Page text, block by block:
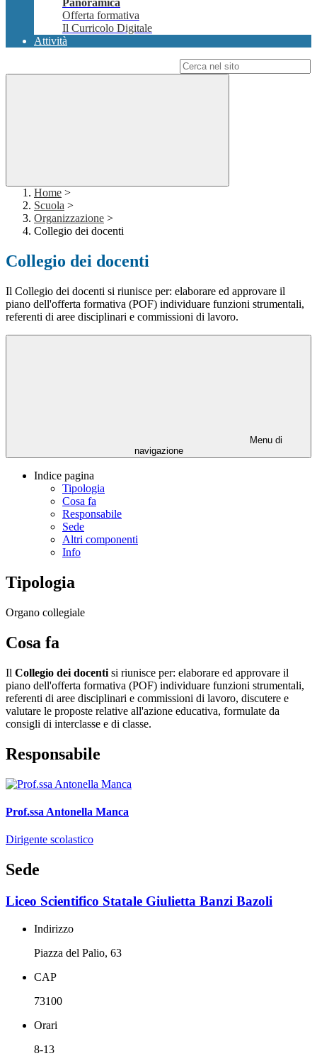
Panoramica
Offerta formativa
Il Curricolo Digitale
Attività
Home >
Scuola >
Organizzazione >
Collegio dei docenti
Collegio dei docenti
Il Collegio dei docenti si riunisce per: elaborare ed approvare il
piano dell'offerta formativa (POF) individuare funzioni strumentali,
referenti di aree disciplinari e commissioni di lavoro.
Menu di
navigazione
Indice pagina
Tipologia
Cosa fa
Responsabile
Sede
Altri componenti
Info
Tipologia
Organo collegiale
Cosa fa
Il Collegio dei docenti si riunisce per: elaborare ed approvare il
piano dell'offerta formativa (POF) individuare funzioni strumentali,
referenti di aree disciplinari e commissioni di lavoro, discutere e
valutare le proposte relative all'azione educativa, formulate da
consigli di interclasse e di classe.
Responsabile
Prof.ssa Antonella Manca
Dirigente scolastico
Sede
Liceo Scientifico Statale Giulietta Banzi Bazoli
Indirizzo
Piazza del Palio, 63
CAP
73100
Orari
8-13